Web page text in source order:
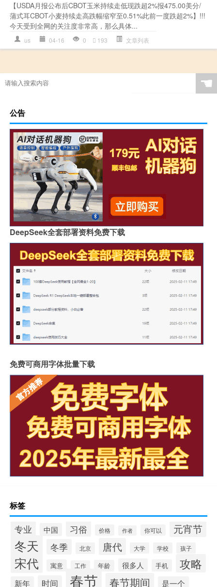
【USDA月报公布后CBOT玉米持续走低现跌超2%报475.00美分/
蒲式耳CBOT小麦持续走高跌幅缩窄至0.51%此前一度跌超2%】!!!
今天受到全网的关注度非常高，那么具体...
us 04-16 0 193 文章列表
☚
公告
DeepSeek全套部署资料免费下载
免费可商用字体批量下载
标签
专业 中国 习俗 价格 作者 你可以 元宵节
冬天 冬季 北京 唐代 大学 学校 孩子
宋代 寓意 工作 年龄 很多人 手机 攻略
新年 时间 春节 春节期间 是一个